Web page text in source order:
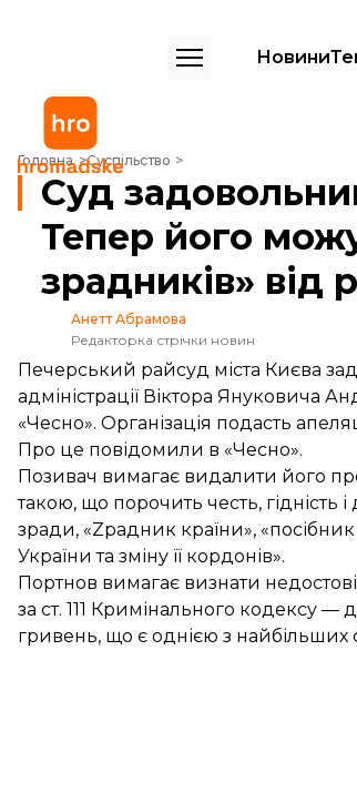
Новини
Головна Суспільство
Суд задовольнив ще один позов Портнова.
Суд
Тепер його
зрадників» від
Анетт Абрамова
Редакторка стрічки новин
Печерський райсуд міста Києва
адміністрації Віктора Януковича
«Чесно». Організація подасть
Про це повідомили в «Чесно».
Позивач вимагає видалити його
такою, що порочить честь, гідність
зради, «Zрадник країни»,
України та зміну її кордонів».
Портнов вимагає визнати
за ст. 111 Кримінального кодексу —
гривень, що є однією з найбільших